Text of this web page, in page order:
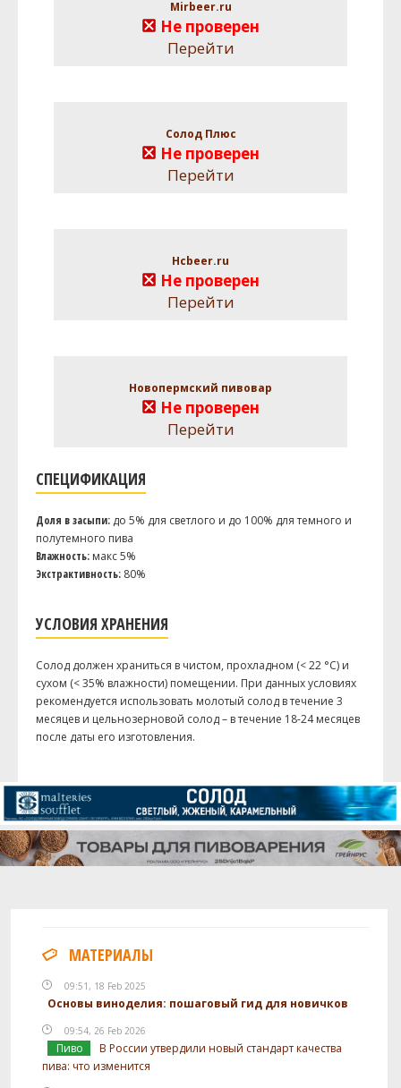
Mirbeer.ru
Не проверен
Перейти
Солод Плюс
Не проверен
Перейти
Hcbeer.ru
Не проверен
Перейти
Новопермский пивовар
Не проверен
Перейти
СПЕЦИФИКАЦИЯ
Доля в засыпи: до 5% для светлого и до 100% для темного и
полутемного пива
Влажность: макс 5%
Экстрактивность: 80%
УСЛОВИЯ ХРАНЕНИЯ
Солод должен храниться в чистом, прохладном (< 22 °C) и
сухом (< 35% влажности) помещении. При данных условиях
рекомендуется использовать молотый солод в течение 3
месяцев и цельнозерновой солод – в течение 18-24 месяцев
после даты его изготовления.
МАТЕРИАЛЫ
09:51, 18 Feb 2025
Основы виноделия: пошаговый гид для новичков
09:54, 26 Feb 2026
Пиво
В России утвердили новый стандарт качества
пива: что изменится